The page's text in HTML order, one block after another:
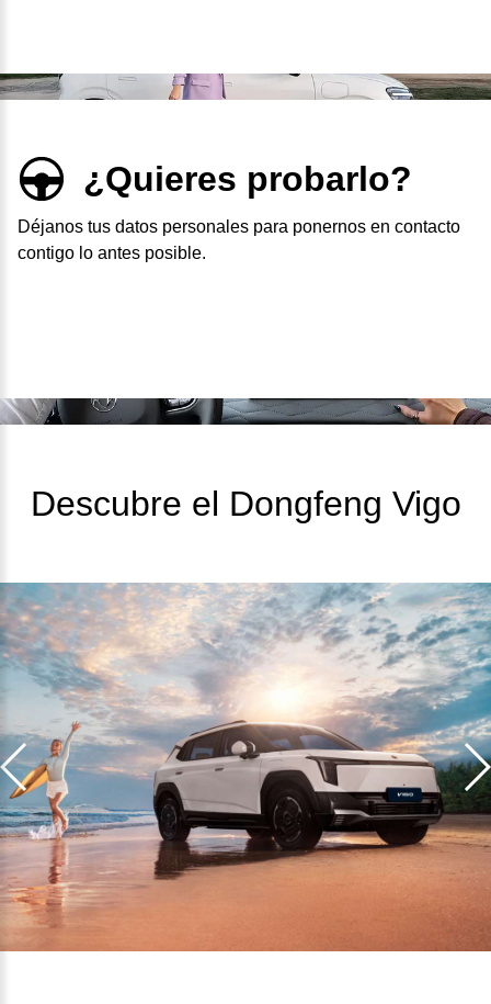
¿Quieres probarlo?
Déjanos tus datos personales para ponernos en contacto
contigo lo antes posible.
Descubre el Dongfeng Vigo